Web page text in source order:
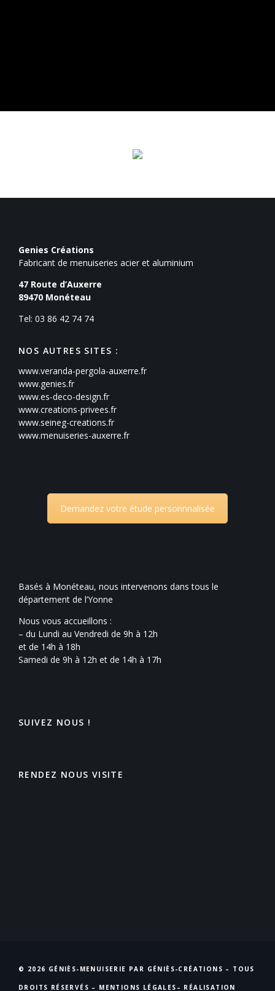
Genies Créations
Fabricant de menuiseries acier et aluminium
47 Route d’Auxerre
89470 Monéteau
Tel: 03 86 42 74 74
NOS AUTRES SITES :
www.veranda-pergola-auxerre.fr
www.genies.fr
www.es-deco-design.fr
www.creations-privees.fr
www.seineg-creations.fr
www.menuiseries-auxerre.fr
Demandez votre étude personnnalisée
Basés à Monéteau, nous intervenons dans tous le
département de l’Yonne
Nous vous accueillons :
– du Lundi au Vendredi de 9h à 12h
et de 14h à 18h
Samedi de 9h à 12h et de 14h à 17h
SUIVEZ NOUS !
RENDEZ NOUS VISITE
© 2026 GÉNIÈS-MENUISERIE PAR GÉNIÈS-CRÉATIONS – TOUS
DROITS RÉSERVÉS – MENTIONS LÉGALES – RÉALISATION